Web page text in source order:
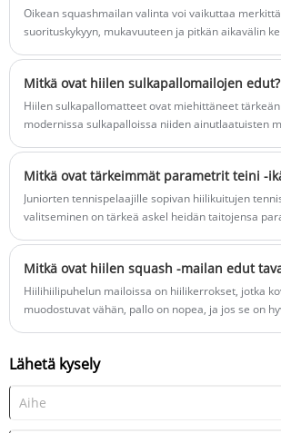
Oikean squashmailan valinta voi vaikuttaa
suorituskykyyn, mukavuuteen ja pitkän aikavälin
aloittelija, joka kamppailee hallinnan kanssa tai
etsii tarkkuutta ja voimatasapainoa, tämä kattava
ymmärtämään, mikä todella tekee squashmailasta
Mitkä ovat hiilen sulkapallomailojen edut?
Hiilen sulkapallomatteet ovat miehittäneet
modernissa sulkapalloissa niiden ainutlaatuisten
Juniorten tennispelaajille sopivan hiilikuitujen
valitseminen on tärkeä askel heidän taitojensa
Hiilihiilipuhelun mailoissa on hiilikerrokset, jotka
muodostuvat vähän, pallo on nopea, ja jos se on
Lähetä kysely